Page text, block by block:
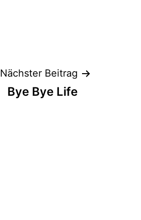
Nächster Beitrag
Bye Bye Life